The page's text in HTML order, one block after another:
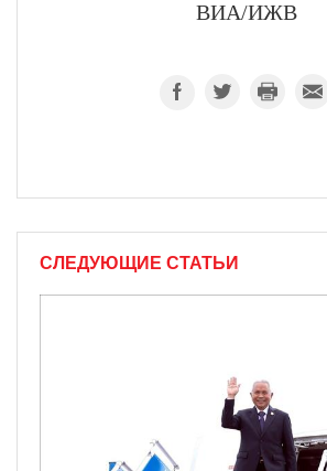
ВИА/ИЖВ
СЛЕДУЮЩИЕ СТАТЬИ